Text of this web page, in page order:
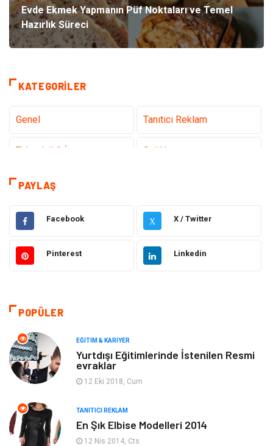
Evde Ekmek Yapmanın Püf Noktaları ve Temel
Hazırlık Süreci
KATEGORILER
Genel Tanıtıcı Reklam
Teknoloji & İnternet Sağlık
Hizmet
Hukuk Emlak
Otomotiv Sağlıklı Yaşam
Moda
Makine
Elektronik
Ev Dekorasyon Organizasyon
PAYLAŞ
Facebook X X / Twitter
Pinterest Linkedin
POPÜLER
EĞITIM & KARIYER
Yurtdışı Eğitimlerinde İstenilen Resmi
evraklar
12 Eki 2018, Cum
TANITICI REKLAM
En Şık Elbise Modelleri 2014
12 Nis 2014, Cts